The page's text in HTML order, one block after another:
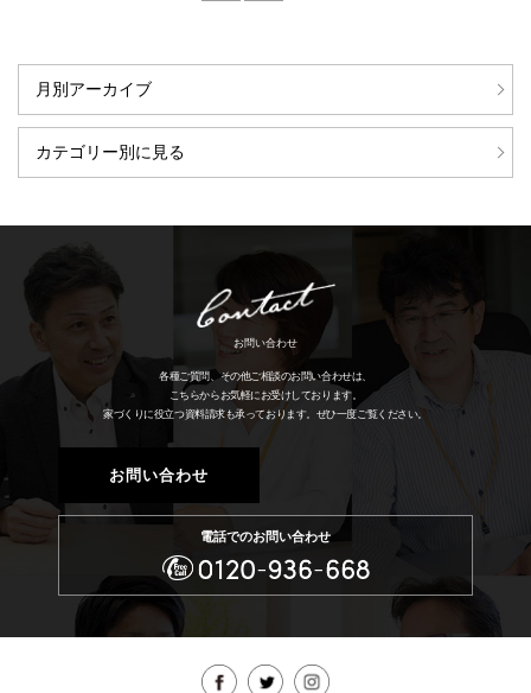
月別アーカイブ
カテゴリー別に見る
お問い合わせ
各種ご質問、その他ご相談のお問い合わせは、
こちらからお気軽にお受けしております。
家づくりに役立つ資料請求も承っております。 ぜひ一度ご覧ください。
お問い合わせ
電話でのお問い合わせ